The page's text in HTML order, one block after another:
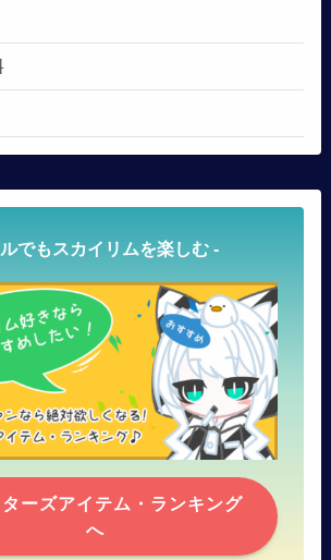
でもスカイリムを楽しむ -
ーズアイテム・ランキング
へ